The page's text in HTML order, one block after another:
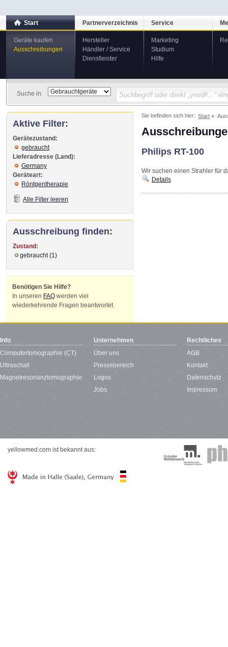
Start
Geräte kaufen
Ausschreibungen
Partnerverzeichnis
Hersteller
Händler / Service
Dienstleister
Service
Marketing
Studium
Hilfe
Suche in:
Sie befinden sich hier: Start
Philips RT-100
Wir suchen einen Strahler für
Details
Aktive Filter:
Gerätezustand:
gebraucht
Lieferadresse (Land):
Germany
Geräteart:
Röntgentherapie
Alle Filter leeren
Ausschreibung finden:
Zustand:
gebraucht (1)
Benötigen Sie Hilfe?
In unseren FAQ werden viel
wiederkehrende Fragen beantwortet.
Info
Computertomographie (CT)
Ultraschall
Magnetresonanztomographie
Unternehmen
Über uns
Pressebereich
Logos
Jobs
Rechtliches
AGB
Kontakt
Datenschutz
Impressum
yellowmed.com ist bekannt aus: